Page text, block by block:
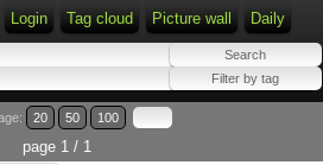
Login Tag cloud Picture wall Daily
20 50 100
page 1 / 1